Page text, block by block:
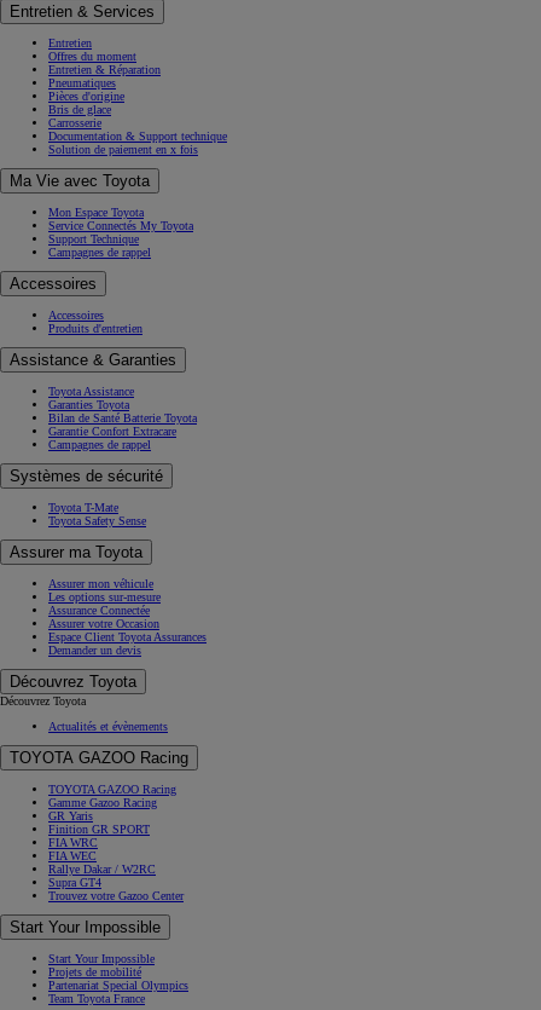
Entretien & Services
Entretien
Offres du moment
Entretien & Réparation
Pneumatiques
Pièces d'origine
Bris de glace
Carrosserie
Documentation & Support technique
Solution de paiement en x fois
Ma Vie avec Toyota
Mon Espace Toyota
Service Connectés My Toyota
Support Technique
Campagnes de rappel
Accessoires
Accessoires
Produits d'entretien
Assistance & Garanties
Toyota Assistance
Garanties Toyota
Bilan de Santé Batterie Toyota
Garantie Confort Extracare
Campagnes de rappel
Systèmes de sécurité
Toyota T-Mate
Toyota Safety Sense
Assurer ma Toyota
Assurer mon véhicule
Les options sur-mesure
Assurance Connectée
Assurer votre Occasion
Espace Client Toyota Assurances
Demander un devis
Découvrez Toyota
Découvrez Toyota
Actualités et évènements
TOYOTA GAZOO Racing
TOYOTA GAZOO Racing
Gamme Gazoo Racing
GR Yaris
Finition GR SPORT
FIA WRC
FIA WEC
Rallye Dakar / W2RC
Supra GT4
Trouvez votre Gazoo Center
Start Your Impossible
Start Your Impossible
Projets de mobilité
Partenariat Special Olympics
Team Toyota France